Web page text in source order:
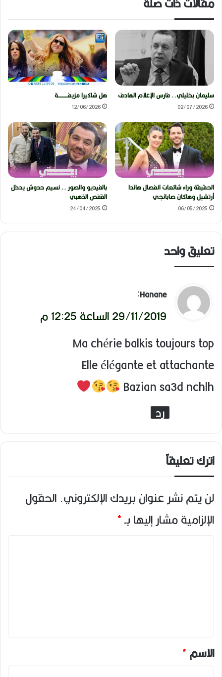
سليمان بخليلي.. فارس الإعلام الهادف
02/07/2026
هل شاكيرا مزيفــــــــــة
12/06/2026
الحقيقة وراء شائعات انفصال هاندا
أرتشيل وهاكان صابانجي
06/05/2025
بالفيديو والصور .. نسيم حدوش يدخل
القفص الذهبي
24/04/2025
تعليق واحد
ي
ق
و
ل
Hanane
:
29/11/2019 الساعة 12:25 م
Ma chérie balkis toujours top
Elle élégante et attachante
Bazian sa3d nchlh
رد
اترك تعليقاً
لن يتم نشر عنوان بريدك الإلكتروني. الحقول
الإلزامية مشار إليها بـ*
ا
ق
*
الاسم*